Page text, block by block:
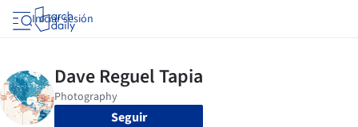
Iniciar sesión
Seguir